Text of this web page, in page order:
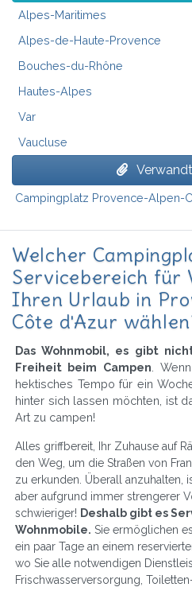
Alpes-Maritimes
Alpes-de-Haute-Provence
Bouches-du-Rhône
Hautes-Alpes
Var
Vaucluse
Campingplatz Provence-Alpen-
Welcher
Servicebereich für
Ihren Urlaub in
Côte d'Azur
Das Wohnmobil, es gibt
Freiheit beim Campen .
hektisches Tempo für ein
hinter sich lassen möchten, ist
Art zu campen!
Alles griffbereit, Ihr Zuhause auf
den Weg, um die Straßen von
zu erkunden. Überall anzuhalten,
aber aufgrund immer strengerer
schwieriger! Deshalb gibt es
Wohnmobile. Sie ermöglichen
ein paar Tage an einem
wo Sie alle notwendigen
Frischwasserversorgung,